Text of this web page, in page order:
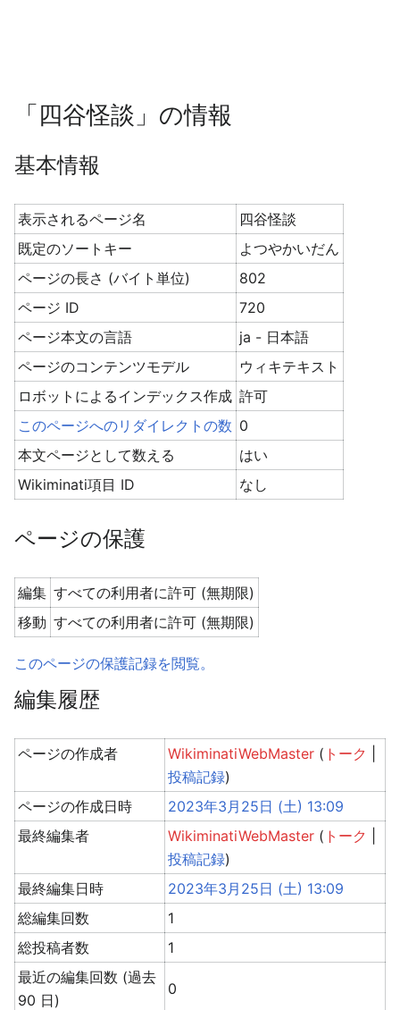
「四谷怪談」の情報
基本情報
表示されるページ名
四谷怪談
既定のソートキー
よつやかいだん
ページの長さ (バイト単位)
802
ページ ID
720
ページ本文の言語
ja - 日本語
ページのコンテンツモデル
ウィキテキスト
ロボットによるインデックス作成 許可
このページへのリダイレクトの数 0
本文ページとして数える
はい
Wikiminati項目 ID
なし
ページの保護
編集 すべての利用者に許可 (無期限)
移動 すべての利用者に許可 (無期限)
このページの保護記録を閲覧。
編集履歴
ページの作成者 WikiminatiWebMaster ( トーク
投稿記録)
ページの作成日時
2023年3月25日 (土) 13:09
最終編集者
WikiminatiWebMaster ( トーク
投稿記録)
最終編集日時
2023年3月25日 (土) 13:09
総編集回数
1
総投稿者数
1
最近の編集回数 (過去
90 日)
0